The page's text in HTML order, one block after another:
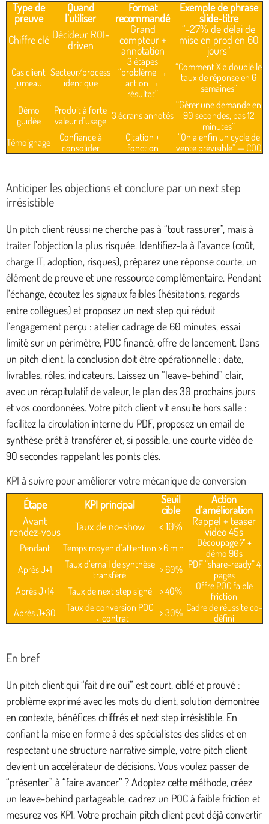
Type de
preuve
Quand
l’utiliser
Format
recommandé
Exemple de phrase
slide-titre
Chiffre clé Décideur ROI-
driven
Grand
compteur +
annotation
“-27% de délai de
mise en prod en 60
jours”
Cas client
jumeau
Secteur/process
identique
3 étapes
“problème →
action →
résultat”
“Comment X a doublé le
taux de réponse en 6
semaines”
Démo
guidée
Produit à forte
valeur d’usage 3 écrans annotés
“Gérer une demande en
90 secondes, pas 12
minutes”
Témoignage
Confiance à
consolider
Citation +
fonction
“On a enfin un cycle de
vente prévisible” — COO
Anticiper les objections et conclure par un next step
irrésistible
Un pitch client réussi ne cherche pas à “tout rassurer”, mais à
traiter l’objection la plus risquée. Identifiez-la à l’avance (coût,
charge IT, adoption, risques), préparez une réponse courte, un
élément de preuve et une ressource complémentaire. Pendant
l’échange, écoutez les signaux faibles (hésitations, regards
entre collègues) et proposez un next step qui réduit
l’engagement perçu : atelier cadrage de 60 minutes, essai
limité sur un périmètre, POC financé, offre de lancement. Dans
un pitch client, la conclusion doit être opérationnelle : date,
livrables, rôles, indicateurs. Laissez un “leave-behind” clair,
avec un récapitulatif de valeur, le plan des 30 prochains jours
et vos coordonnées. Votre pitch client vit ensuite hors salle :
facilitez la circulation interne du PDF, proposez un email de
synthèse prêt à transférer et, si possible, une courte vidéo de
90 secondes rappelant les points clés.
KPI à suivre pour améliorer votre mécanique de conversion
Étape
KPI principal
Seuil
cible
Action
d’amélioration
Avant
rendez-vous
Taux de no-show < 10%
Rappel + teaser
vidéo 45s
Pendant Temps moyen d’attention > 6 min
Découpage 7’ +
démo 90s
Après J+1
Taux d’email de synthèse
transféré
> 60% PDF “share-ready” 4
pages
Après J+14
Taux de next step signé > 40%
Offre POC faible
friction
Après J+30
Taux de conversion POC
→ contrat
> 30% Cadre de réussite co-
défini
En bref
Un pitch client qui “fait dire oui” est court, ciblé et prouvé :
problème exprimé avec les mots du client, solution démontrée
en contexte, bénéfices chiffrés et next step irrésistible. En
confiant la mise en forme à des spécialistes des slides et en
respectant une structure narrative simple, votre pitch client
devient un accélérateur de décisions. Vous voulez passer de
“présenter” à “faire avancer” ? Adoptez cette méthode, créez
un leave-behind partageable, cadrez un POC à faible friction et
mesurez vos KPI. Votre prochain pitch client peut déjà convertir